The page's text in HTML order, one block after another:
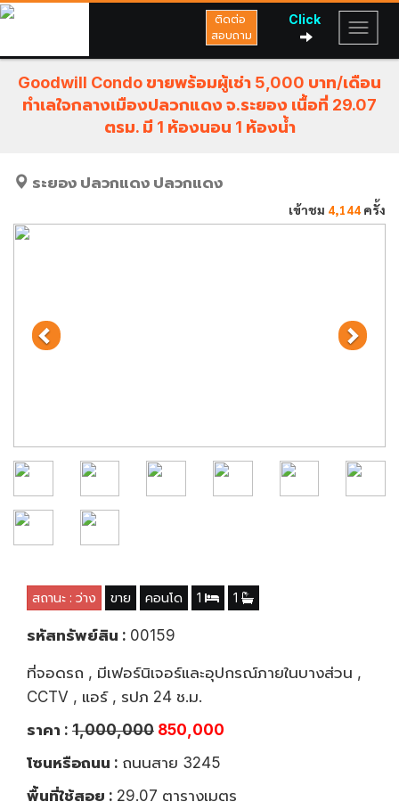
Click
ติดต่อ
สอบถาม
Goodwill Condo ขายพร้อมผู้เช่า 5,000 บาท/เดือน
ทำเลใจกลางเมืองปลวกแดง จ.ระยอง เนื้อที่ 29.07
ตรม. มี 1 ห้องนอน 1 ห้องน้ำ
ระยอง ปลวกแดง ปลวกแดง
เข้าชม 4,144 ครั้ง
สถานะ : ว่าง ขาย คอนโด 1 1
รหัสทรัพย์สิน : 00159
ที่จอดรถ , มีเฟอร์นิเจอร์และอุปกรณ์ภายในบางส่วน ,
CCTV , แอร์ , รปภ 24 ช.ม.
ราคา : 1,000,000 850,000
โซนหรือถนน : ถนนสาย 3245
พื้นที่ใช้สอย : 29.07 ตารางเมตร